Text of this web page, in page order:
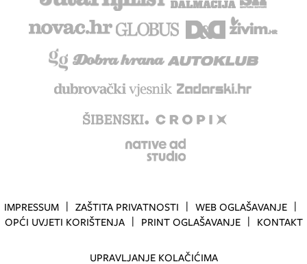
IMPRESSUM ZAŠTITA PRIVATNOSTI
WEB OGLAŠAVANJE
OPĆI UVJETI KORIŠTENJA
PRINT OGLAŠAVANJE KONTAKT
UPRAVLJANJE KOLAČIĆIMA